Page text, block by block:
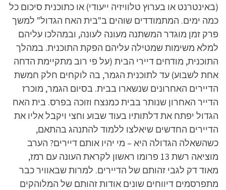
(באינטרנט או בערוץ טלוויזיה ייעודי) או כתוכנית סיכום כל
כמה ימים. המתמודדים שוהים ב"בית האח הגדול" למשך
פרק זמן מוגדר המשתנה מעונה לעונה, ובמהלכו עליהם
למלא משימות שמטילה עליהם הפקת התוכנית. במהלך
התוכנית, מודחים דיירי הבית (על פי רוב מתקיימת הדחה
אחת לשבוע) עד לתוכנית הגמר, בה לוקחים חלק חמשת
הדיירים האחרונים שנשארו בבית. בסיום הגמר, מוכרז
הדייר האחרון שנותר בבית כמנצח וזוכה בפרס. בית האח
הגדול יפתח את דלתותיו בעוד שבוע וחצי ויקבל אליו את
הדיירים החדשים שיאלצו ללמוד להתנהג בהתאם,
כשהשאלה הגדולה היא – מי יהיו אותם דיירים? הערב
מוציאה רשת 13 פרומו ראשון לקראת העונה עם רמז,
מאוד דק לגבי זהותם של הדיירים. למרות שבאוויר כבר
מתפרסמים דיווחים שונים אודות זהותם של המלוהקים